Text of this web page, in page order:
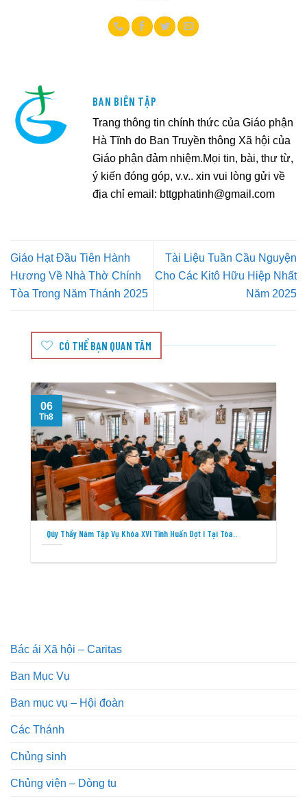
BAN BIÊN TẬP
Trang thông tin chính thức của Giáo phận
Hà Tĩnh do Ban Truyền thông Xã hội của
Giáo phận đảm nhiệm.Mọi tin, bài, thư từ,
ý kiến đóng góp, v.v.. xin vui lòng gửi về
địa chỉ email: bttgphatinh@gmail.com
Giáo Hạt Đầu Tiên Hành
Hương Về Nhà Thờ Chính
Tòa Trong Năm Thánh 2025
Tài Liệu Tuần Cầu Nguyện
Cho Các Kitô Hữu Hiệp Nhất
Năm 2025
CÓ THỂ BẠN QUAN TÂM
Qúy Thầy Năm Tập Vụ Khóa XVI Tĩnh Huấn Đợt I Tại Tòa..
06
Th8
Bác ái Xã hội – Caritas
Ban Mục Vụ
Ban mục vụ – Hội đoàn
Các Thánh
Chủng sinh
Chủng viện – Dòng tu